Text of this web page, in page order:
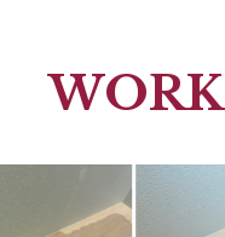
WORK